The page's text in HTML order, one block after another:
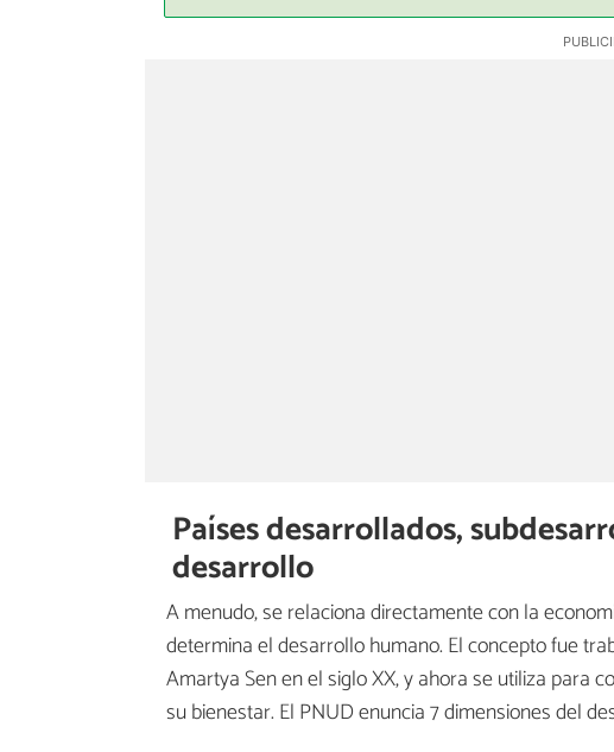
Países desarrollados,
desarrollo
A menudo, se relaciona directamente con la
determina el desarrollo humano. El concepto fue
Amartya Sen en el siglo XX, y ahora se utiliza para
su bienestar. El PNUD enuncia 7 dimensiones del